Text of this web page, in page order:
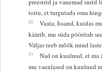
toitu, et turgutada oma
20
Vaata, Issand, kuidas
käärib, mu süda pööritab
Väljas teeb mõõk mind
21
Nad on kuulnud, et
mu vaenlased on kuulnud